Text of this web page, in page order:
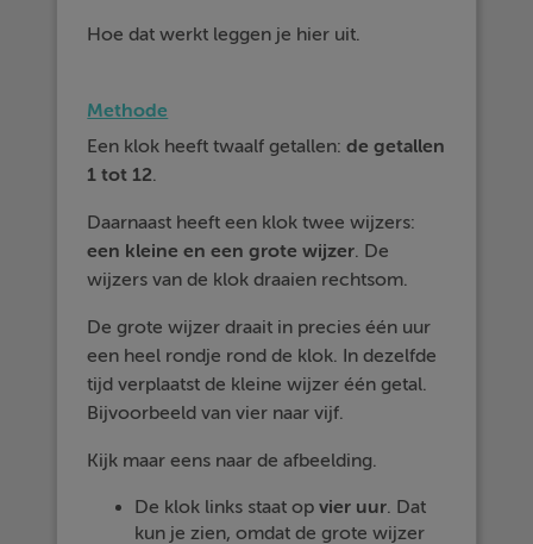
Hoe dat werkt leggen je hier uit.
Methode
Een klok heeft twaalf getallen:de getallen
1 tot 12.
Daarnaast heeft een klok twee wijzers:
een kleine en een grote wijzer. De
wijzers van de klok draaien rechtsom.
De grote wijzer draait in precies één uur
een heel rondje rond de klok. In dezelfde
tijd verplaatst de kleine wijzer één getal.
Bijvoorbeeld van vier naar vijf.
Kijk maar eens naar de afbeelding.
De klok links staat opvier uur. Dat
kun je zien, omdat de grote wijzer